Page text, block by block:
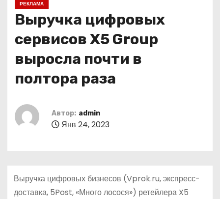
РЕКЛАМА
Выручка цифровых
сервисов X5 Group
выросла почти в
полтора раза
Автор: admin
Янв 24, 2023
Выручка цифровых бизнесов (Vprok.ru, экспресс-
доставка, 5Post, «Много лосося») ретейлера X5